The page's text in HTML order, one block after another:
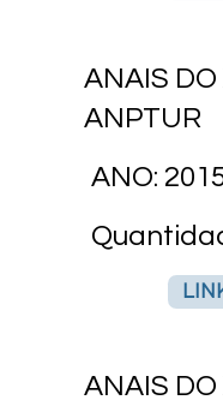
ANAIS DO
ANPTUR
ANO:
ANAIS DO